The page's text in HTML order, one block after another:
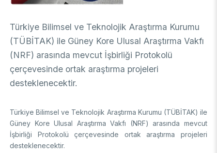
Akademik
Ulusal Programlar
Uluslararası Programlar
Sanayi
Ulusal Programlar
Uluslararası Programlar
Bilim & Toplum
Uluslararası Programlar
Etkinlik Düzenleme
Etkinliklere Katılım
Uluslararası Destekler
Uluslararası İş Birlikleri
İkili İş Birliği Programları
Türkiye Bilimsel ve Teknolojik Araştırma Kurumu
(TÜBİTAK) ile Güney Kore Ulusal Araştırma Vakfı
(NRF) arasında mevcut İşbirliği Protokolü
çerçevesinde ortak araştırma projeleri
desteklenecektir.
Türkiye Bilimsel ve Teknolojik Araştırma Kurumu (TÜBİTAK) ile
Güney Kore Ulusal Araştırma Vakfı (NRF) arasında mevcut
İşbirliği Protokolü çerçevesinde ortak araştırma projeleri
desteklenecektir.